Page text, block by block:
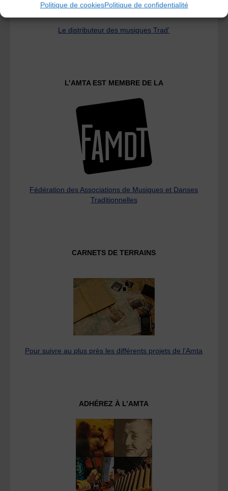
Politique de cookiesPolitique de confidentialité
Le distributeur des musiques Trad'
L’AMTA EST MEMBRE DE LA
Fédération des Associations de Musiques et Danses
Traditionnelles
CARNETS DE TERRAINS
Pour suivre au plus près les différents projets de l’Amta
ADHÉREZ À L’AMTA